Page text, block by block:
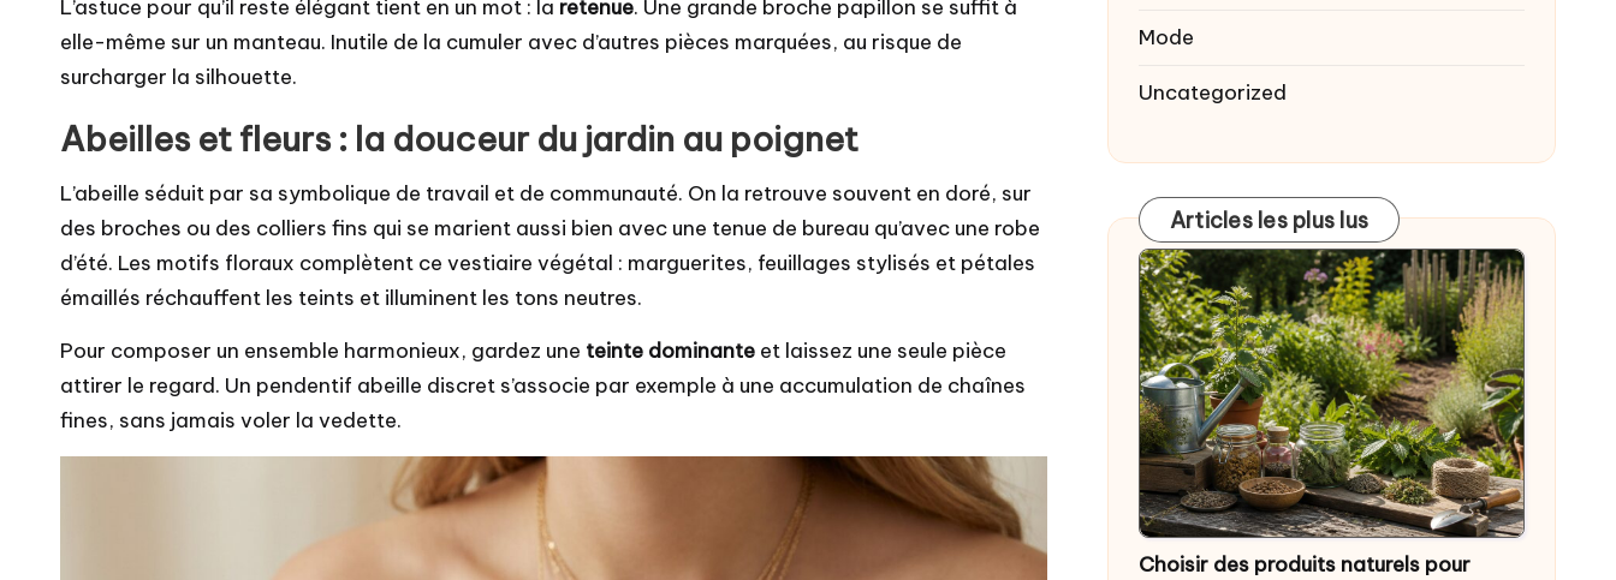
L’astuce pour qu’il reste élégant tient en un mot : la retenue. Une grande broche papillon se suffit à
elle-même sur un manteau. Inutile de la cumuler avec d’autres pièces marquées, au risque de
surcharger la silhouette.
Abeilles et fleurs : la douceur du jardin au poignet
L’abeille séduit par sa symbolique de travail et de communauté. On la retrouve souvent en doré, sur
des broches ou des colliers fins qui se marient aussi bien avec une tenue de bureau qu’avec une robe
d’été. Les motifs floraux complètent ce vestiaire végétal : marguerites, feuillages stylisés et pétales
émaillés réchauffent les teints et illuminent les tons neutres.
Pour composer un ensemble harmonieux, gardez une teinte dominante et laissez une seule pièce
attirer le regard. Un pendentif abeille discret s’associe par exemple à une accumulation de chaînes
fines, sans jamais voler la vedette.
Mode
Uncategorized
Articles les plus lus
Choisir des produits naturels pour